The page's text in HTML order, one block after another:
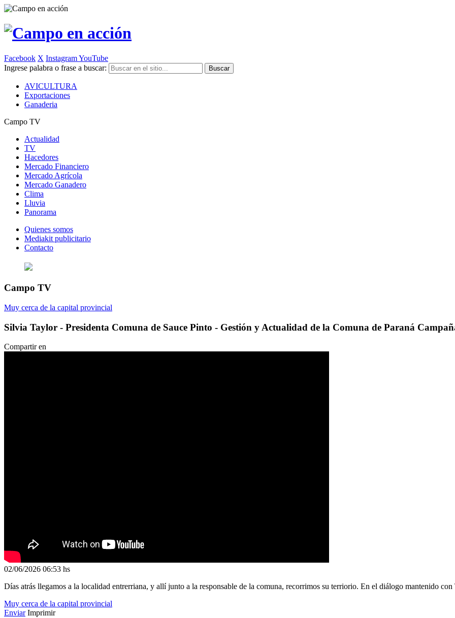
Facebook X InstagramYouTube
Ingrese palabra o frase a buscar:
AVICULTURA
Exportaciones
Ganaderia
Campo TV
Actualidad
TV
Hacedores
Mercado Financiero
Mercado Agrícola
Mercado Ganadero
Clima
Lluvia
Panorama
Quienes somos
Mediakit publicitario
Contacto
Campo TV
Muy cerca de la capital provincial
Silvia Taylor - Presidenta Comuna de Sauce Pinto - Gestión y Actualidad de la Comuna de Paraná
Compartir en
02/06/2026 06:53 hs
Días atrás llegamos a la localidad entrerriana, y allí junto a la responsable de la comuna, recorrimos su terriorio. En el diálogo mantenido
Muy cerca de la capital provincial
Enviar Imprimir